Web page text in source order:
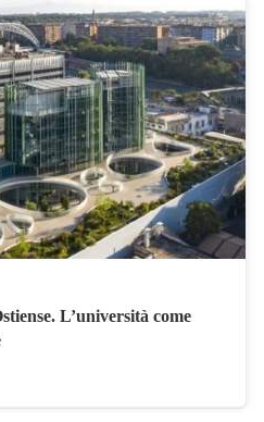
L’università come